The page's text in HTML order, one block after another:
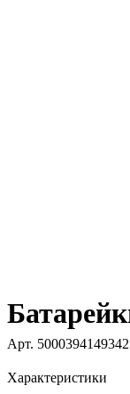
Арт. 5000394149342
Характеристики